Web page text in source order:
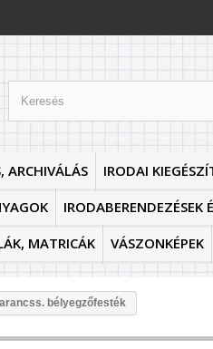
ARCHIVÁLÁS IRODAI
IRODABERENDEZÉSEK
MATRICÁK VÁSZONKÉPEK
bélyegzőfesték